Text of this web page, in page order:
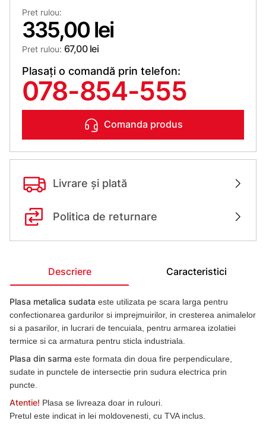
Pret rulou:
335,00 lei
Pret rulou: 67,00 lei
Plasați o comandă prin telefon:
078-854-555
Comanda produs
Livrare și plată
Politica de returnare
Descriere Caracteristici
Plasa metalica sudata este utilizata pe scara larga pentru
confectionarea gardurilor si imprejmuirilor, in cresterea animalelor
si a pasarilor, in lucrari de tencuiala, pentru armarea izolatiei
termice si ca armatura pentru sticla industriala.
Plasa din sarma este formata din doua fire perpendiculare,
sudate in punctele de intersectie prin sudura electrica prin
puncte.
Atentie! Plasa se livreaza doar in rulouri.
Pretul este indicat in lei moldovenesti, cu TVA inclus.